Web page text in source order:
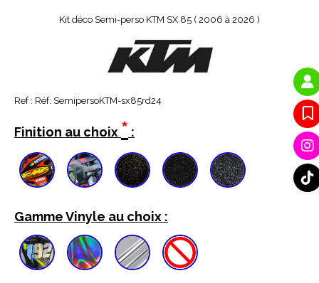
Kit déco Semi-perso KTM SX 85 ( 2006 à 2026 )
Ref : Réf: SemipersoKTM-sx85rd24
Finition au choix * :
Gamme Vinyle au choix :